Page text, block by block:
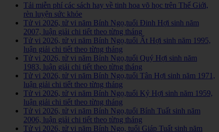
Tải miễn phí các sách hay về tinh hoa võ học trên Thế Giới,
rèn luyện sức khỏe
Tử vi 2026, tử vi năm Bính Ngọ,tuổi Đinh Hợi sinh năm
2007, luận giải chi tiết theo từng tháng
Tử vi 2026, tử vi năm Bính Ngọ,tuổi Ất Hợi sinh năm 1995,
luận giải chi tiết theo từng tháng
Tử vi 2026, tử vi năm Bính Ngọ,tuổi Quý Hợi sinh năm
1983, luận giải chi tiết theo từng tháng
Tử vi 2026, tử vi năm Bính Ngọ,tuổi Tân Hợi sinh năm 1971,
luận giải chi tiết theo từng tháng
Tử vi 2026, tử vi năm Bính Ngọ,tuổi Kỷ Hợi sinh năm 1959,
luận giải chi tiết theo từng tháng
Tử vi 2026, tử vi năm Bính Ngọ,tuổi Bính Tuất sinh năm
2006, luận giải chi tiết theo từng tháng
Tử vi 2026, tử vi năm Bính Ngọ, tuổi Giáp Tuất sinh năm